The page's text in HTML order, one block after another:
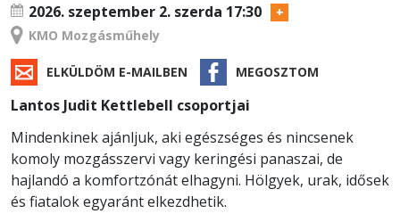
2026. szeptember 2. szerda 17:30
KMO Mozgásműhely
ELKÜLDÖM E-MAILBEN MEGOSZTOM
Lantos Judit Kettlebell csoportjai
Mindenkinek ajánljuk, aki egészséges és nincsenek
komoly mozgásszervi vagy keringési panaszai, de
hajlandó a komfortzónát elhagyni. Hölgyek, urak, idősek
és fiatalok egyaránt elkezdhetik.